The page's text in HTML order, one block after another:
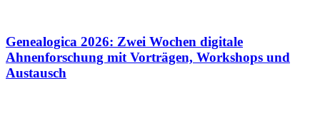
Genealogica 2026: Zwei Wochen digitale
Ahnenforschung mit Vorträgen, Workshops und
Austausch